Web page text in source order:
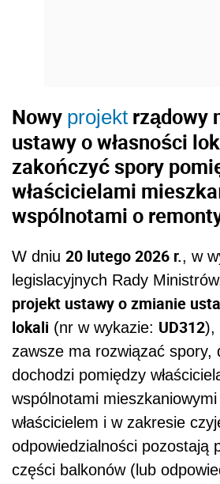
Nowy projekt rządowy
ustawy o własności
zakończyć spory
właścicielami
wspólnotami o
W dniu 20 lutego 2026 r., w
legislacyjnych Rady
projekt ustawy o zmianie
lokali (nr w wykazie: UD312),
zawsze ma rozwiązać spory,
dochodzi pomiędzy
wspólnotami
właścicielem i w zakresie
odpowiedzialności pozostają
części balkonów (lub